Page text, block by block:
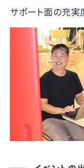
サポート面の充実